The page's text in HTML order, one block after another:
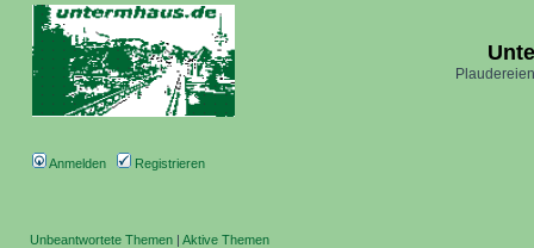
Anmelden Registrieren
Unbeantwortete Themen | Aktive Themen